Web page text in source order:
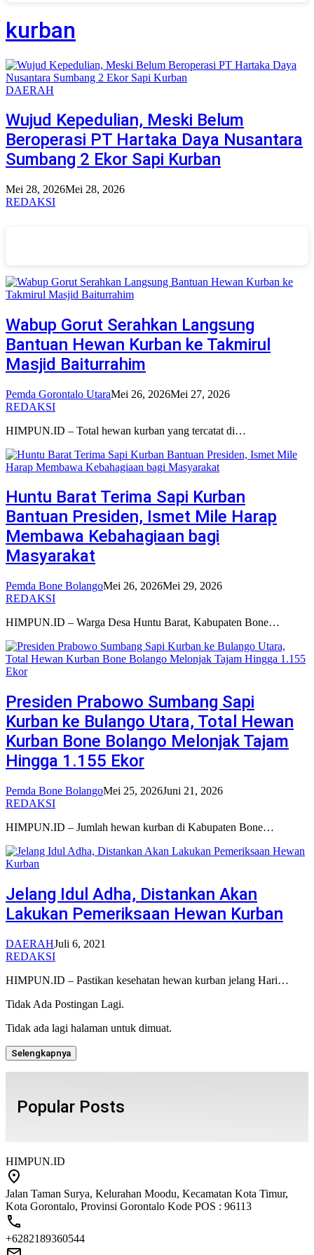
kurban
DAERAH
Wujud Kepedulian, Meski Belum
Beroperasi PT Hartaka Daya Nusantara
Sumbang 2 Ekor Sapi Kurban
Mei 28, 2026Mei 28, 2026
REDAKSI
Wabup Gorut Serahkan Langsung
Bantuan Hewan Kurban ke Takmirul
Masjid Baiturrahim
Pemda Gorontalo UtaraMei 26, 2026Mei 27, 2026
REDAKSI
HIMPUN.ID – Total hewan kurban yang tercatat di…
Huntu Barat Terima Sapi Kurban
Bantuan Presiden, Ismet Mile Harap
Membawa Kebahagiaan bagi
Masyarakat
Pemda Bone BolangoMei 26, 2026Mei 29, 2026
REDAKSI
HIMPUN.ID – Warga Desa Huntu Barat, Kabupaten Bone…
Presiden Prabowo Sumbang Sapi
Kurban ke Bulango Utara, Total Hewan
Kurban Bone Bolango Melonjak Tajam
Hingga 1.155 Ekor
Pemda Bone BolangoMei 25, 2026Juni 21, 2026
REDAKSI
HIMPUN.ID – Jumlah hewan kurban di Kabupaten Bone…
Jelang Idul Adha, Distankan Akan
Lakukan Pemeriksaan Hewan Kurban
DAERAHJuli 6, 2021
REDAKSI
HIMPUN.ID – Pastikan kesehatan hewan kurban jelang Hari…
Tidak Ada Postingan Lagi.
Tidak ada lagi halaman untuk dimuat.
Selengkapnya
Popular Posts
HIMPUN.ID
Jalan Taman Surya, Kelurahan Moodu, Kecamatan Kota Timur,
Kota Gorontalo, Provinsi Gorontalo Kode POS : 96113
+6282189360544